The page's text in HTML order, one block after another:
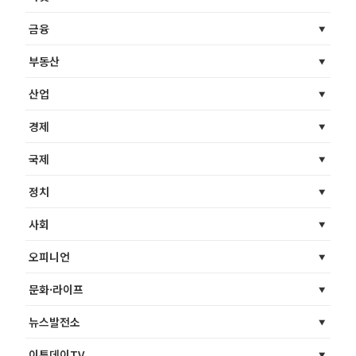
금융
부동산
산업
경제
국제
정치
사회
오피니언
문화·라이프
뉴스발전소